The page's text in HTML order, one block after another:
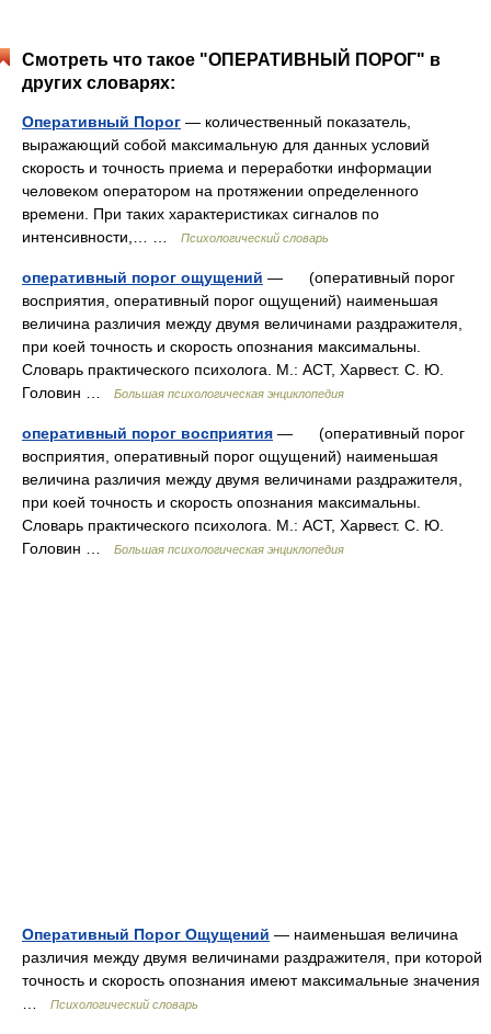
Смотреть что такое "ОПЕРАТИВНЫЙ ПОРОГ" в
других словарях:
Оперативный Порог — количественный показатель,
выражающий собой максимальную для данных условий
скорость и точность приема и переработки информации
человеком оператором на протяжении определенного
времени. При таких характеристиках сигналов по
интенсивности,… …
Психологический словарь
оперативный порог ощущений — (оперативный порог
восприятия, оперативный порог ощущений) наименьшая
величина различия между двумя величинами раздражителя,
при коей точность и скорость опознания максимальны.
Словарь практического психолога. М.: АСТ, Харвест. С. Ю.
Головин …
Большая психологическая энциклопедия
оперативный порог восприятия — (оперативный порог
восприятия, оперативный порог ощущений) наименьшая
величина различия между двумя величинами раздражителя,
при коей точность и скорость опознания максимальны.
Словарь практического психолога. М.: АСТ, Харвест. С. Ю.
Головин …
Большая психологическая энциклопедия
Оперативный Порог Ощущений — наименьшая величина
различия между двумя величинами раздражителя, при которой
точность и скорость опознания имеют максимальные значения
Психологический словарь